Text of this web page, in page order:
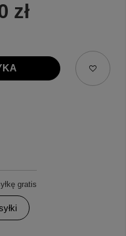
zł
gratis